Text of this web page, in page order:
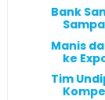
Bank
Manis
ke
Tim